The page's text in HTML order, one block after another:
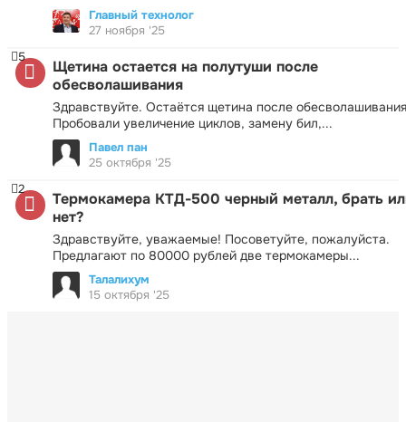
Главный технолог
27 ноября '25
Щетина остается на полутуши после
обесволашивания
Здравствуйте. Остаётся щетина после
Пробовали увеличение циклов, замену бил,...
5
Павел пан
25 октября '25
Термокамера КТД-500 черный металл, брать
нет?
Здравствуйте, уважаемые! Посоветуйте, пожалуйста.
Предлагают по 80000 рублей две термокамеры...
2
Талалихум
15 октября '25